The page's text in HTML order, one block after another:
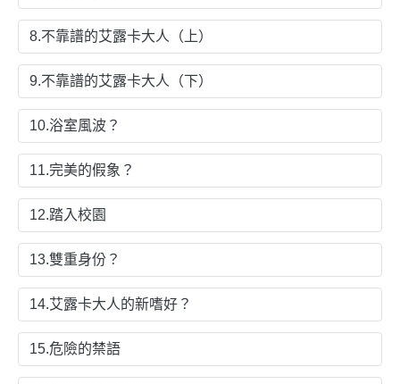
8.不靠譜的艾露卡大人（上）
9.不靠譜的艾露卡大人（下）
10.浴室風波？
11.完美的假象？
12.踏入校園
13.雙重身份？
14.艾露卡大人的新嗜好？
15.危險的禁語